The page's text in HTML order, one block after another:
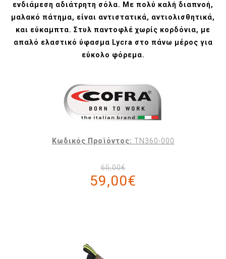
ενδιάμεση αδιάτρητη σόλα. Με πολύ καλή διαπνοή,
μαλακό πάτημα, είναι αντιστατικά, αντιολισθητικά,
και εύκαμπτα. Στυλ παντοφλέ χωρίς κορδόνια, με
απαλό ελαστικό ύφασμα Lycra στο πάνω μέρος για
εύκολο φόρεμα.
Κωδικός Προϊόντος: TN360-000
65,00€
59,00€